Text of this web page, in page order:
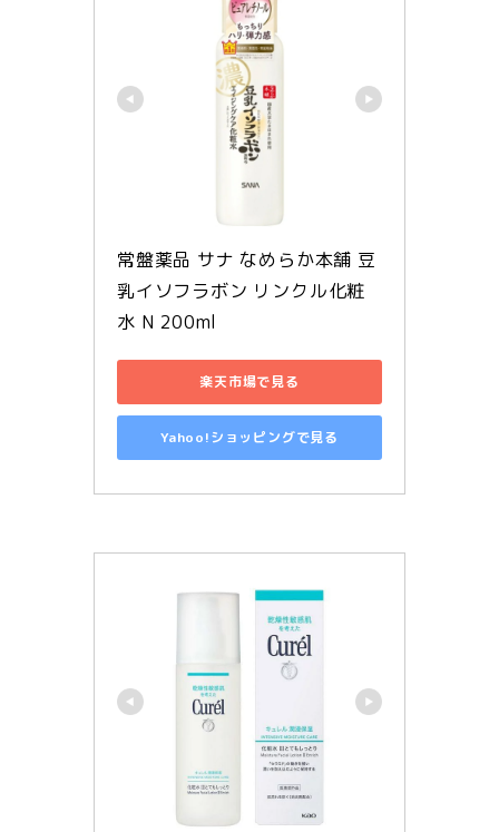
常盤薬品 サナ なめらか本舗 豆
乳イソフラボン リンクル化粧
水 N 200ml
楽天市場で見る
Yahoo!ショッピングで見る